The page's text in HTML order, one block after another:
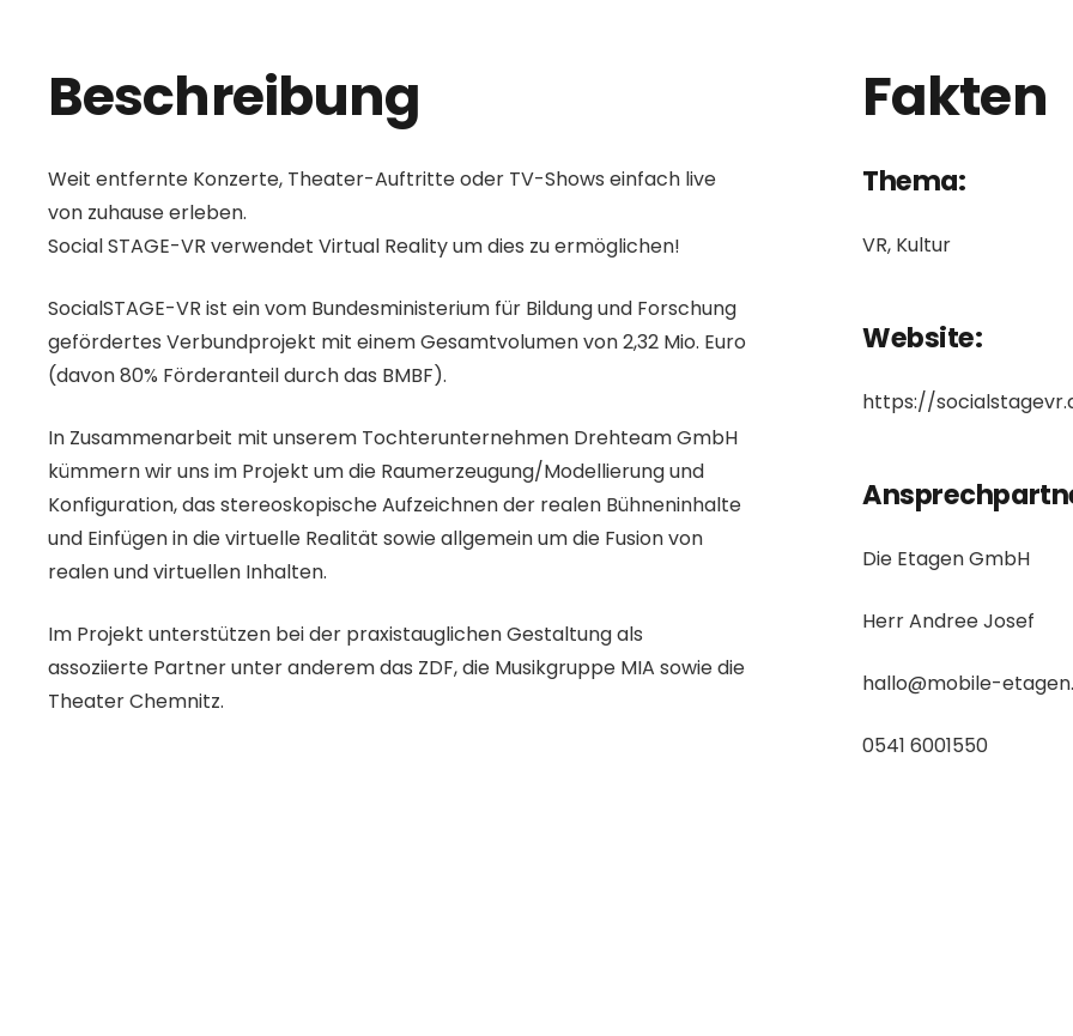
Beschreibung
Weit entfernte Konzerte, Theater-Auftritte oder TV-Shows einfach live
von zuhause erleben.
Social STAGE-VR verwendet Virtual Reality um dies zu ermöglichen!
SocialSTAGE-VR ist ein vom Bundesministerium für Bildung und Forschung
gefördertes Verbundprojekt mit einem Gesamtvolumen von 2,32 Mio. Euro
(davon 80% Förderanteil durch das BMBF).
In Zusammenarbeit mit unserem Tochterunternehmen Drehteam GmbH
kümmern wir uns im Projekt um die Raumerzeugung/Modellierung und
Konfiguration, das stereoskopische Aufzeichnen der realen Bühneninhalte
und Einfügen in die virtuelle Realität sowie allgemein um die Fusion von
realen und virtuellen Inhalten.
Im Projekt unterstützen bei der praxistauglichen Gestaltung als
assoziierte Partner unter anderem das ZDF, die Musikgruppe MIA sowie die
Theater Chemnitz.
Fakten
Thema:
VR, Kultur
Website:
https://
Die Etagen GmbH
Herr Andree Josef
hallo@mobile-
0541 6001550